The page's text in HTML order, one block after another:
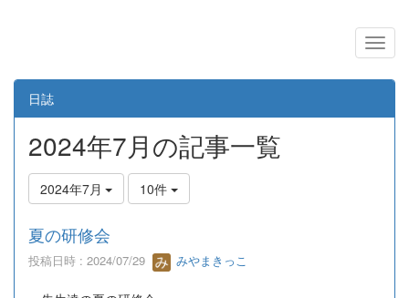
日誌
2024年7月の記事一覧
2024年7月 10件
夏の研修会
投稿日時 : 2024/07/29 みやまきっこ